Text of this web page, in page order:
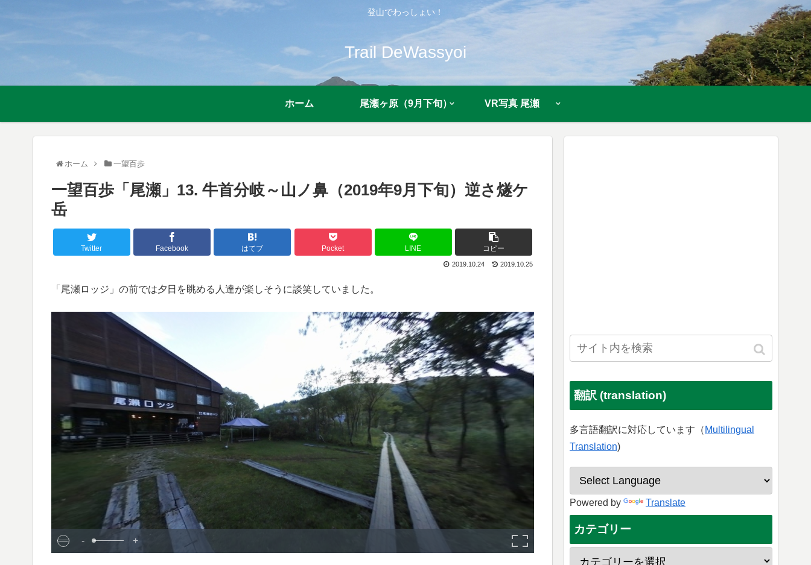
登山でわっしょい！
Trail DeWassyoi
ホーム 尾瀬ヶ原（9月下旬） VR写真 尾瀬
ホーム 一望百歩
一望百歩「尾瀬」13. 牛首分岐～山ノ鼻（2019年9月下旬）逆さ燧ケ
岳
Twitter Facebook はてブ Pocket LINE コピー
2019.10.25
2019.10.24
「尾瀬ロッジ」の前では夕日を眺める人達が楽しそうに談笑していました。
- +
翻訳 (translation)
多言語翻訳に対応しています（ Multilingual
Translation)
Powered by Translate
カテゴリー